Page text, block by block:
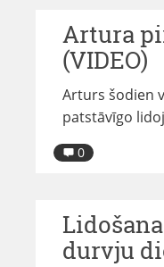
Artura
(VIDEO)
Arturs šodien
patstāvīgo
0
durvju